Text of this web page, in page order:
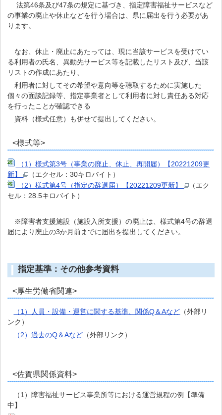
法第46条及び47条の規定に基づき、指定障害福祉サービスなど
の事業の廃止や休止などを行う場合は、県に届出を行う必要があ
ります。
なお、休止・廃止にあたっては、現に当該サービスを受けてい
る利用者の氏名、異動先サービス等を記載したリスト及び、当該
リストの作成にあたり、
利用者に対してその希望や意向等を聴取するために実施した
個々の面談記録等、指定事業者として利用者に対し責任ある対応
を行ったことが確認できる
資料（様式任意）も併せて提出してください。
<様式等>
（1）様式第3号（事業の廃止、休止、再開届）【20221209更
新】
（エクセル：30キロバイト）
（2）様式第4号（指定の辞退届）【20221209更新】
（エク
セル：28.5キロバイト）
※障害者支援施設（施設入所支援）の廃止は、様式第4号の辞退
届により廃止の3か月前までに届出を提出してください。
指定基準：その他参考資料
<厚生労働省関連>
（1）人員・設備・運営に関する基準、関係Q＆Aなど （外部リ
ンク）
（2）過去のQ＆Aなど （外部リンク）
<佐賀県関係資料>
（1）障害福祉サービス事業所等における運営規程の例【準備
中】